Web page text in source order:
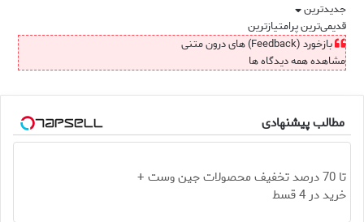
جدیدترین
قدیمی‌ترینپرامتیازترین
بازخورد (Feedback) های درون متنی
مشاهده همه دیدگاه ها
مطالب پیشنهادی
تا 70 درصد تخفیف محصولات جین وست +
خرید در 4 قسط